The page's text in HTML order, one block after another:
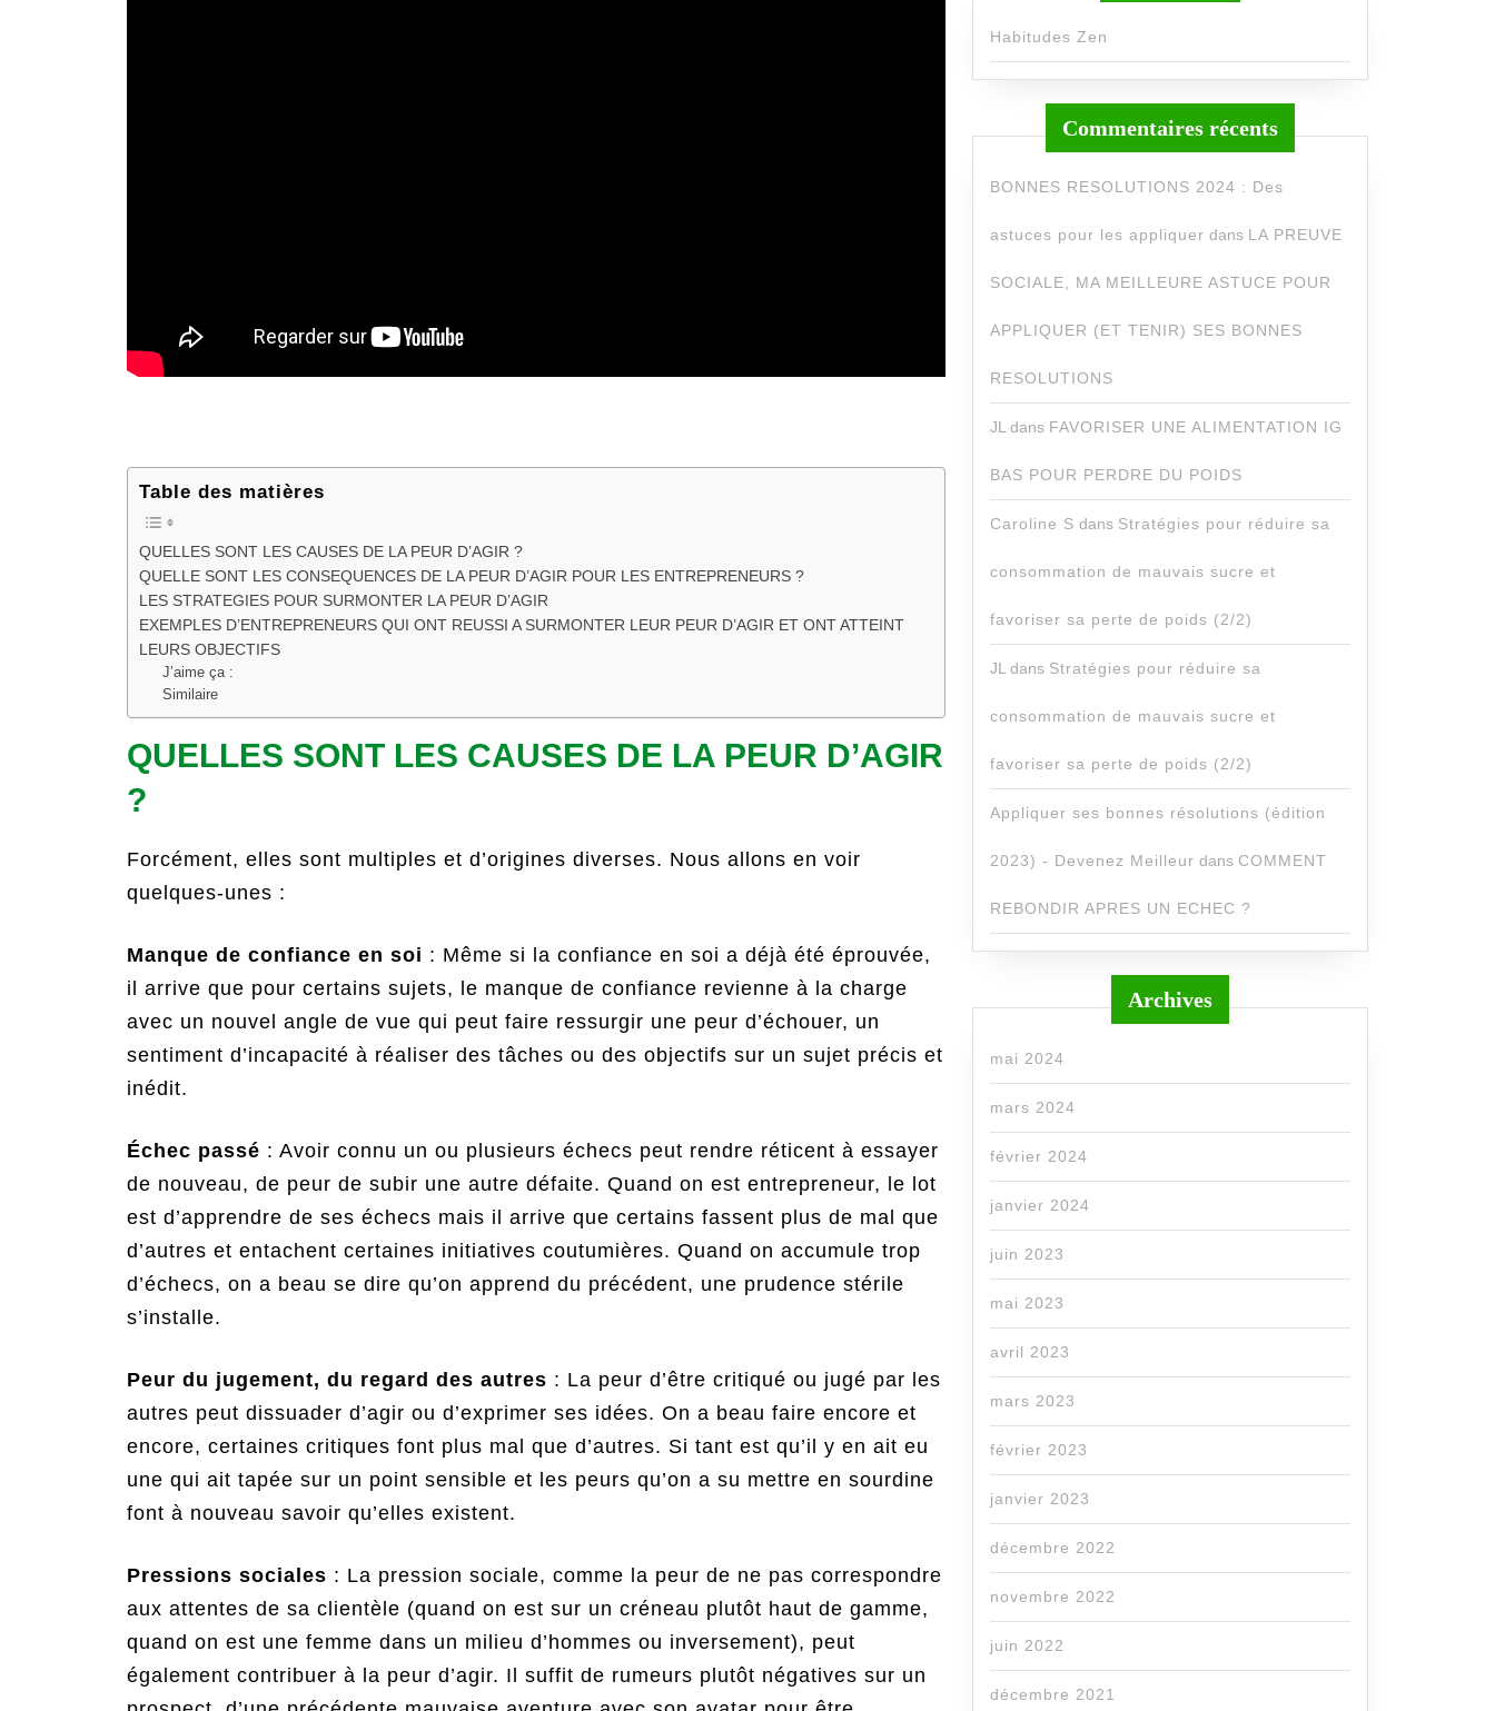
Table des matières
QUELLES SONT LES CAUSES DE LA PEUR D’AGIR ?
QUELLE SONT LES CONSEQUENCES DE LA PEUR D’AGIR POUR LES ENTREPRENEURS ?
LES STRATEGIES POUR SURMONTER LA PEUR D’AGIR
EXEMPLES D’ENTREPRENEURS QUI ONT REUSSI A SURMONTER LEUR PEUR D’AGIR ET ONT ATTEINT
LEURS OBJECTIFS
J’aime ça :
Similaire
QUELLES SONT LES CAUSES DE LA PEUR D’AGIR
?
Forcément, elles sont multiples et d’origines diverses. Nous allons en voir
quelques-unes :
Manque de confiance en soi : Même si la confiance en soi a déjà été éprouvée,
il arrive que pour certains sujets, le manque de confiance revienne à la charge
avec un nouvel angle de vue qui peut faire ressurgir une peur d’échouer, un
sentiment d’incapacité à réaliser des tâches ou des objectifs sur un sujet précis et
inédit.
Échec passé : Avoir connu un ou plusieurs échecs peut rendre réticent à essayer
de nouveau, de peur de subir une autre défaite. Quand on est entrepreneur, le lot
est d’apprendre de ses échecs mais il arrive que certains fassent plus de mal que
d’autres et entachent certaines initiatives coutumières. Quand on accumule trop
d’échecs, on a beau se dire qu’on apprend du précédent, une prudence stérile
s’installe.
Peur du jugement, du regard des autres : La peur d’être critiqué ou jugé par les
autres peut dissuader d’agir ou d’exprimer ses idées. On a beau faire encore et
encore, certaines critiques font plus mal que d’autres. Si tant est qu’il y en ait eu
une qui ait tapée sur un point sensible et les peurs qu’on a su mettre en sourdine
font à nouveau savoir qu’elles existent.
Pressions sociales : La pression sociale, comme la peur de ne pas correspondre
aux attentes de sa clientèle (quand on est sur un créneau plutôt haut de gamme,
quand on est une femme dans un milieu d’hommes ou inversement), peut
également contribuer à la peur d’agir. Il suffit de rumeurs plutôt négatives sur un
Habitudes Zen
Commentaires récents
BONNES RESOLUTIONS 2024 : Des
astuces pour les appliquer dans LA PREUVE
SOCIALE, MA MEILLEURE ASTUCE POUR
APPLIQUER (ET TENIR) SES BONNES
RESOLUTIONS
JL dans FAVORISER UNE ALIMENTATION IG
BAS POUR PERDRE DU POIDS
Caroline S dans Stratégies pour réduire sa
consommation de mauvais sucre et
favoriser sa perte de poids (2/2)
JL dans Stratégies pour réduire sa
consommation de mauvais sucre et
favoriser sa perte de poids (2/2)
Appliquer ses bonnes résolutions (édition
2023) - Devenez Meilleur dans COMMENT
REBONDIR APRES UN ECHEC ?
Archives
mai 2024
mars 2024
février 2024
janvier 2024
juin 2023
mai 2023
avril 2023
mars 2023
février 2023
janvier 2023
décembre 2022
novembre 2022
juin 2022
décembre 2021